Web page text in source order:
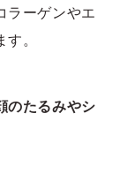
ラーゲンやエ
。
のたるみやシ